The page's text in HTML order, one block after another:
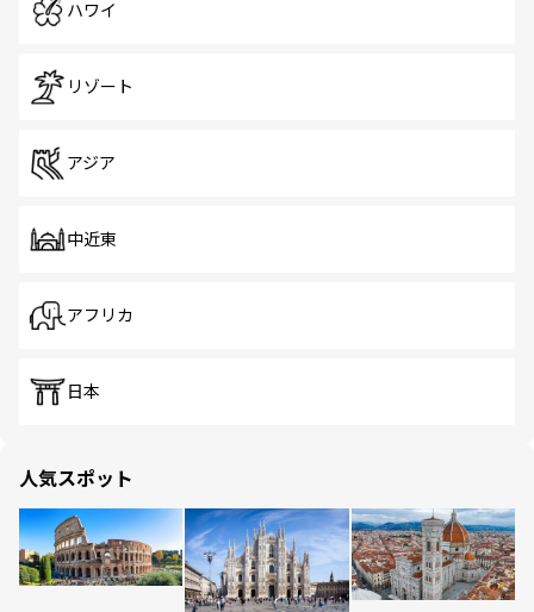
ハワイ
リゾート
アジア
中近東
アフリカ
日本
人気スポット